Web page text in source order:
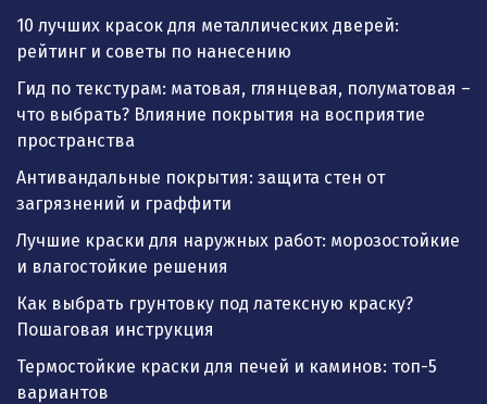
10 лучших красок для металлических дверей:
рейтинг и советы по нанесению
Гид по текстурам: матовая, глянцевая, полуматовая –
что выбрать? Влияние покрытия на восприятие
пространства
Антивандальные покрытия: защита стен от
загрязнений и граффити
Лучшие краски для наружных работ: морозостойкие
и влагостойкие решения
Как выбрать грунтовку под латексную краску?
Пошаговая инструкция
Термостойкие краски для печей и каминов: топ-5
вариантов